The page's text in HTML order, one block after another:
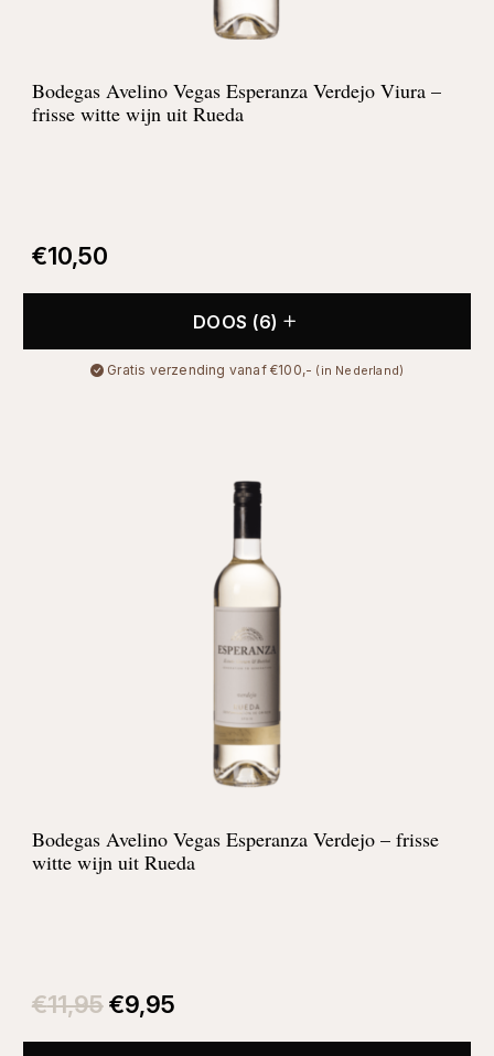
Bodegas Avelino Vegas Esperanza Verdejo Viura –
frisse witte wijn uit Rueda
€10,50
DOOS (6)
Gratis verzending vanaf €100,- (in Nederland)
Bodegas Avelino Vegas Esperanza Verdejo – frisse
witte wijn uit Rueda
€11,95 was:
€11,95.
€9,95is:
€9,95.